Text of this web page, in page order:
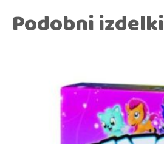
Podobni izdelki